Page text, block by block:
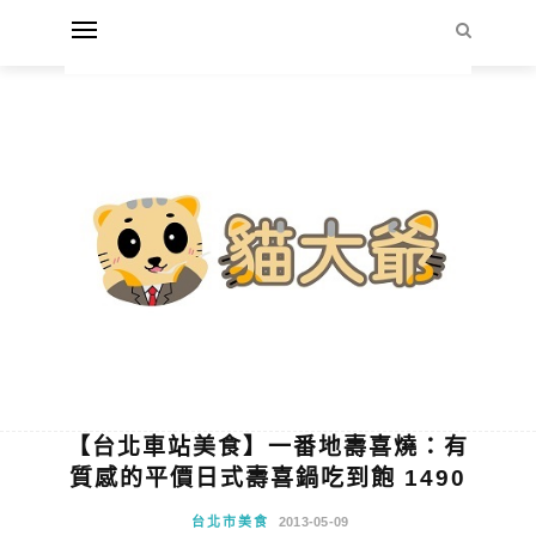
【台北車站美食】一番地壽喜燒：有
質感的平價日式壽喜鍋吃到飽 1490
台北市美食 2013-05-09